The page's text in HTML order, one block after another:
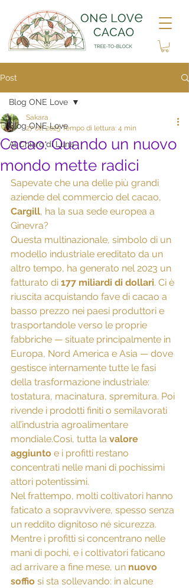
Post
Blog ONE Love
Al Chiaro di Luna
Blog ONE Love
Cacao: Quando un nuovo
mondo mette radici
Sakara
27 ott 2025Tempo di lettura: 4 min
Sapevate che una delle più grandi
aziende del commercio del cacao,
Cargill, ha la sua sede europea a
Ginevra?
Questa multinazionale, simbolo di un
modello industriale ereditato da un
altro tempo, ha generato nel 2023 un
fatturato di 177 miliardi di dollari. Ci è
riuscita acquistando fave di cacao a
basso prezzo nei paesi produttori e
trasportandole verso le proprie
fabbriche — situate principalmente in
Europa, Nord America e Asia — dove
gestisce internamente tutte le fasi
della trasformazione industriale:
tostatura, macinatura, spremitura. Poi
rivende i prodotti finiti o semilavorati
all’industria agroalimentare
mondiale.Così, tutta la valore
aggiunto e i profitti restano
concentrati nelle mani di pochissimi
attori potentissimi.
Nel frattempo, molti coltivatori hanno
faticato a sopravvivere, spesso senza
un reddito dignitoso né sicurezza.
Mentre i profitti si concentrano nelle
mani di pochi, e i coltivatori faticano
ad arrivare a fine mese, un nuovo
soffio si sta sollevando: in alcune